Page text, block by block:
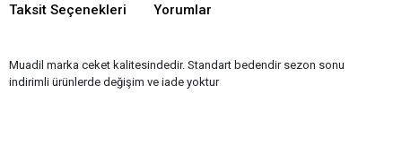
Taksit Seçenekleri Yorumlar
Muadil marka ceket kalitesindedir. Standart bedendir sezon sonu
indirimli ürünlerde değişim ve iade yoktur